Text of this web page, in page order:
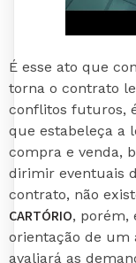
É esse ato que
torna o contrato
conflitos futuros,
que estabeleça a
compra e venda,
dirimir eventuais
contrato, não
CARTÓRIO, porém,
orientação de um
avaliará as